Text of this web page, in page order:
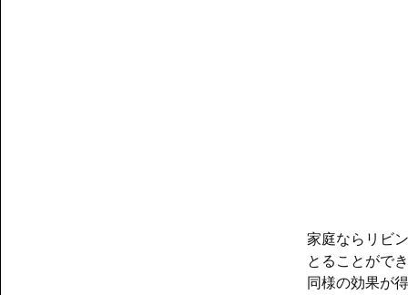
家庭ならリビ
とることがで
同様の効果が